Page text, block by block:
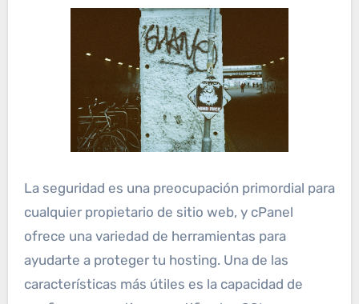
La seguridad es una preocupación primordial para
cualquier propietario de sitio web, y cPanel
ofrece una variedad de herramientas para
ayudarte a proteger tu hosting. Una de las
características más útiles es la capacidad de